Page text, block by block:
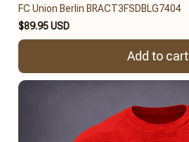
FC Union Berlin BRACT3FSDBLG7404
$89.95 USD
Add to cart